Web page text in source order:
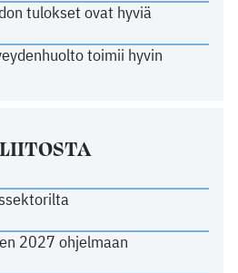
tulokset ovat hyviä
toimii hyvin
2027 ohjelmaan